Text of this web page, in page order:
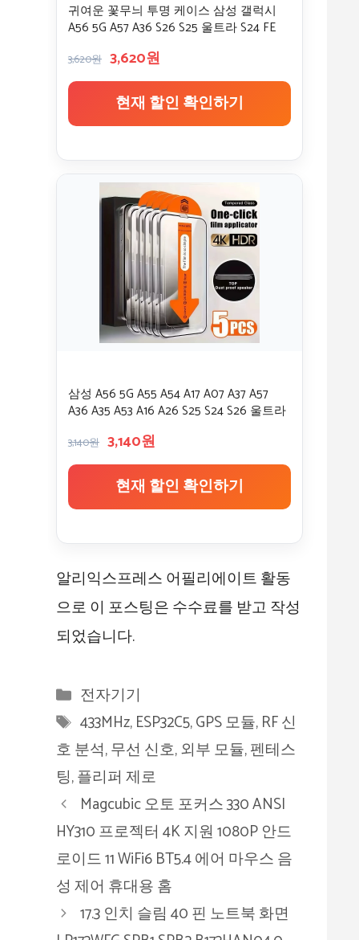
귀여운 꽃무늬 투명 케이스 삼성 갤럭시
A56 5G A57 A36 S26 S25 울트라 S24 FE
방지 커버
3,620원 3,620원
현재 할인 확인하기
삼성 A56 5G A55 A54 A17 A07 A37 A57
A36 A35 A53 A16 A26 S25 S24 S26 울트라
름 1-5개
3,140원 3,140원
현재 할인 확인하기
알리익스프레스 어필리에이트 활동
으로 이 포스팅은 수수료를 받고 작성
되었습니다.
카
테
고
리
전자기기
태
그
433MHz,ESP32C5,GPS 모듈,RF 신
호 분석,무선 신호,외부 모듈,펜테스
팅,플리퍼 제로
Magcubic 오토 포커스 330 ANSI
HY310 프로젝터 4K 지원 1080P 안드
로이드 11 WiFi6 BT5.4 에어 마우스 음
성 제어 휴대용 홈​‌
17.3 인치 슬림 40 핀 노트북 화면